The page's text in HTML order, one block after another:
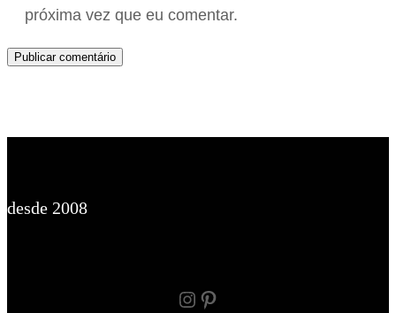
próxima vez que eu comentar.
desde 2008
Instagram Pinterest